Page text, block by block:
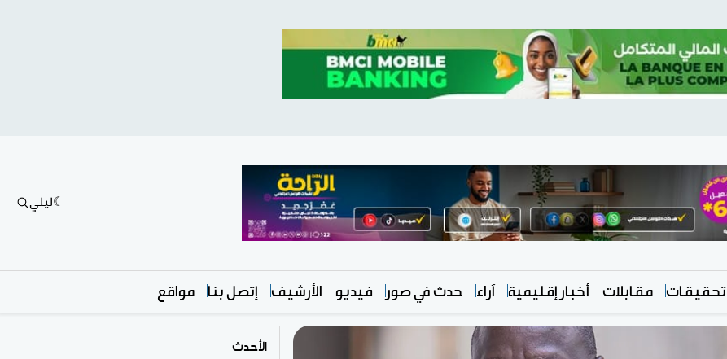
ليلي
تحقيقات مقابلات أخبار إقليمية آراء حدث في صور فيديو الأرشيف إتصل بنا مواقع
الأحدث